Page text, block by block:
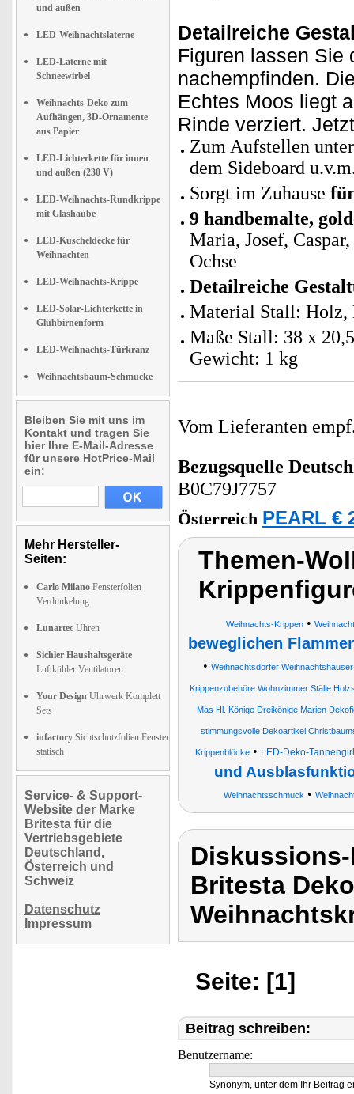
und außen
LED-Weihnachtslaterne
LED-Laterne mit
Schneewirbel
Weihnachts-Deko zum
Aufhängen, 3D-Ornamente
aus Papier
LED-Lichterkette für innen
und außen (230 V)
LED-Weihnachts-Rundkrippe
mit Glashaube
LED-Kuscheldecke für
Weihnachten
LED-Weihnachts-Krippe
LED-Solar-Lichterkette in
Glühbirnenform
LED-Weihnachts-Türkranz
Weihnachtsbaum-Schmucke
Bleiben Sie mit uns im
Kontakt und tragen Sie
hier Ihre E-Mail-Adresse
für unsere HotPrice-Mail
ein:
Mehr Hersteller-
Seiten:
Carlo Milano Fensterfolien
Verdunkelung
Lunartec Uhren
Sichler Haushaltsgeräte
Luftkühler Ventilatoren
Your Design Uhrwerk Komplett
Sets
infactory Sichtschutzfolien Fenster
statisch
Service- & Support-
Website der Marke
Britesta für die
Vertriebsgebiete
Deutschland,
Österreich und
Schweiz
Datenschutz
Impressum
Detailreiche
Figuren lassen Sie
nachempfinden.
Echtes Moos liegt
Rinde verziert.
Zum Aufstellen
dem Sideboard
Sorgt im Zuhause
9 handbemalte,
Maria, Josef,
Ochse
Detailreiche
Material Stall: Holz,
Maße Stall: 38 x
Gewicht: 1 kg
Vom Lieferanten
Bezugsquelle
B0C79J7757
Österreich PEARL €
Themen-
Weihnachts-Krippen •
beweglichen
• Weihnachtsdörfer
Krippenzubehöre Wohnzimmer Ställe
Mas Hl. Könige Dreikönige Marien
stimmungsvolle Dekoartikel
Krippenblöcke • LED-Deko-
und
Weihnachtsschmuck •
Britesta
Seite: [1]
Beitrag schreiben:
Benutzername:
Synonym, unter dem Ihr Beitrag